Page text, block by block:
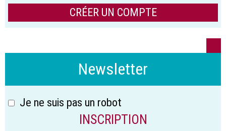
CRÉER UN COMPTE
Newsletter
Je ne suis pas un robot
INSCRIPTION